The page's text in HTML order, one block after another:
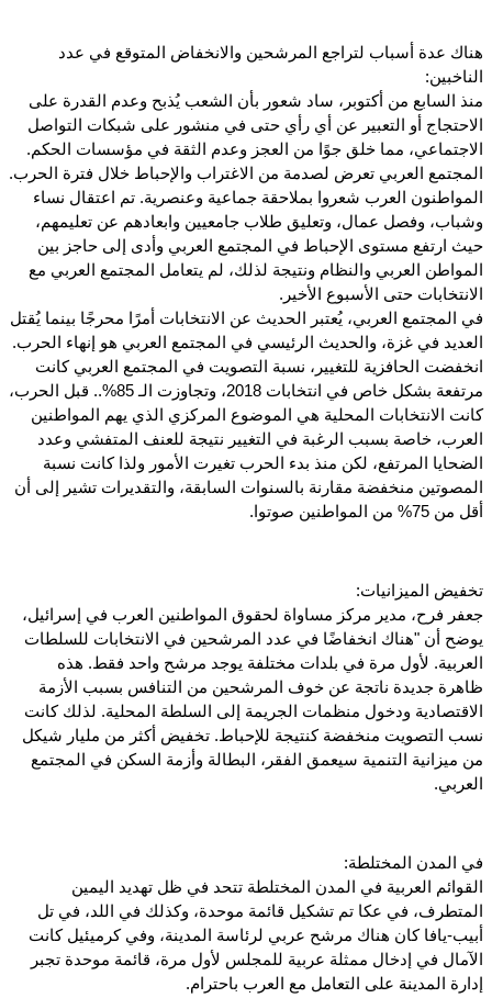
هناك عدة أسباب لتراجع المرشحين والانخفاض المتوقع في عدد
الناخبين:
منذ السابع من أكتوبر، ساد شعور بأن الشعب يُذبح وعدم القدرة على
الاحتجاج أو التعبير عن أي رأي حتى في منشور على شبكات التواصل
الاجتماعي، مما خلق جوًا من العجز وعدم الثقة في مؤسسات الحكم.
المجتمع العربي تعرض لصدمة من الاغتراب والإحباط خلال فترة الحرب.
المواطنون العرب شعروا بملاحقة جماعية وعنصرية. تم اعتقال نساء
وشباب، وفصل عمال، وتعليق طلاب جامعيين وابعادهم عن تعليمهم،
حيث ارتفع مستوى الإحباط في المجتمع العربي وأدى إلى حاجز بين
المواطن العربي والنظام ونتيجة لذلك، لم يتعامل المجتمع العربي مع
الانتخابات حتى الأسبوع الأخير.
في المجتمع العربي، يُعتبر الحديث عن الانتخابات أمرًا محرجًا بينما يُقتل
العديد في غزة، والحديث الرئيسي في المجتمع العربي هو إنهاء الحرب.
انخفضت الحافزية للتغيير، نسبة التصويت في المجتمع العربي كانت
مرتفعة بشكل خاص في انتخابات 2018، وتجاوزت الـ 85%.. قبل الحرب،
كانت الانتخابات المحلية هي الموضوع المركزي الذي يهم المواطنين
العرب، خاصة بسبب الرغبة في التغيير نتيجة للعنف المتفشي وعدد
الضحايا المرتفع، لكن منذ بدء الحرب تغيرت الأمور ولذا كانت نسبة
المصوتين منخفضة مقارنة بالسنوات السابقة، والتقديرات تشير إلى أن
أقل من 75% من المواطنين صوتوا.
تخفيض الميزانيات:
جعفر فرح، مدير مركز مساواة لحقوق المواطنين العرب في إسرائيل،
يوضح أن "هناك انخفاضًا في عدد المرشحين في الانتخابات للسلطات
العربية. لأول مرة في بلدات مختلفة يوجد مرشح واحد فقط. هذه
ظاهرة جديدة ناتجة عن خوف المرشحين من التنافس بسبب الأزمة
الاقتصادية ودخول منظمات الجريمة إلى السلطة المحلية. لذلك كانت
نسب التصويت منخفضة كنتيجة للإحباط. تخفيض أكثر من مليار شيكل
من ميزانية التنمية سيعمق الفقر، البطالة وأزمة السكن في المجتمع
العربي.
في المدن المختلطة:
القوائم العربية في المدن المختلطة تتحد في ظل تهديد اليمين
المتطرف، في عكا تم تشكيل قائمة موحدة، وكذلك في اللد، في تل
أبيب-يافا كان هناك مرشح عربي لرئاسة المدينة، وفي كرميئيل كانت
الآمال في إدخال ممثلة عربية للمجلس لأول مرة، قائمة موحدة تجبر
إدارة المدينة على التعامل مع العرب باحترام.